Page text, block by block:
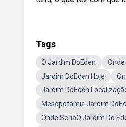
Tags
O Jardim DoEden Onde
Jardim DoEden Hoje
Jardim DoEden
Mesopotamia Jardim
Onde SeriaO Jardim Do